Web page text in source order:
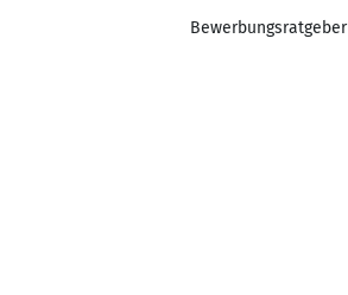
Bewerbungsratgeber